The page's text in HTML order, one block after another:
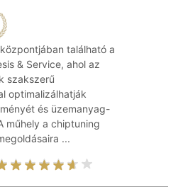
található a
& Service, ahol az
szakszerű
optimalizálhatják
és üzemanyag-
műhely a chiptuning
...